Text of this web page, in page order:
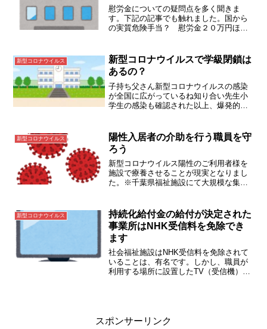
慰労金についての疑問点を多く聞きま
す。下記の記事でも触れました。国から
の実質危険手当？ 慰労金２０万円ほぼ
施要綱が厚労省から公開されました実際
の要綱については上記リ...
新型コロナウイルス
新型コロナウイルスで学級閉鎖は
あるの？
子持ち父さん新型コロナウイルスの感染
が全国に広がっているね知り合い先生小
学生の感染も確認された以上、爆発的に
たちをどうしようかな。法律で決まって
いるからしょうがない...
新型コロナウイルス
陽性入居者の介助を行う職員を守
ろう
新型コロナウイルス陽性のご利用者様を
施設で療養させることが現実となりまし
た。※千葉県福祉施設にて大規模な集団
の無い慈愛の心で感染を広げるよりも、
感染の拡大を避ける方が重...
新型コロナウイルス
持続化給付金の給付が決定された
事業所はNHK受信料を免除でき
ます
社会福祉施設はNHK受信料を免除されて
いることは、有名です。しかし、職員が
利用する場所に設置したTV（受信機）が
スポンサーリンク